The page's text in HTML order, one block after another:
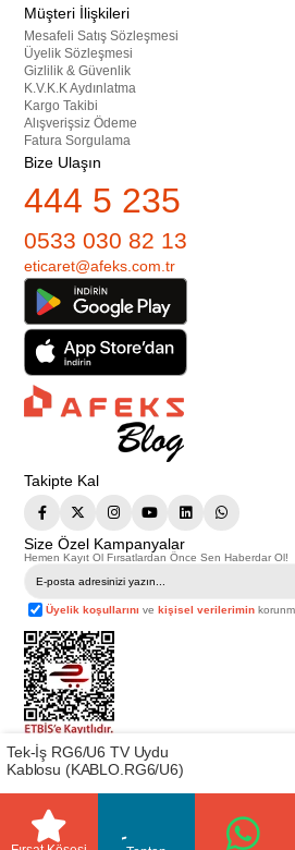
Müşteri İlişkileri
Mesafeli Satış Sözleşmesi
Üyelik Sözleşmesi
Gizlilik & Güvenlik
K.V.K.K Aydınlatma
Kargo Takibi
Alışverişsiz Ödeme
Fatura Sorgulama
Bize Ulaşın
444 5 235
0533 030 82 13
eticaret@afeks.com.tr
Takipte Kal
Size Özel Kampanyalar
Hemen Kayıt Ol Fırsatlardan Önce Sen Haberdar Ol!
Üyelik koşullarını vekişisel verilerimin
Telif Hakkı © 2026
Bu web sitesindeki tüm ürünler ticari
görsel ve yazılı içerikler firmamıza ait olup,
başka yerlerde kullanılamaz. İçeriklerin izin
kullanılması 5846 sayılı Fikir ve Sanat
Tek-İş RG6/U6 TV Uydu
Kablosu (KABLO.RG6/U6)